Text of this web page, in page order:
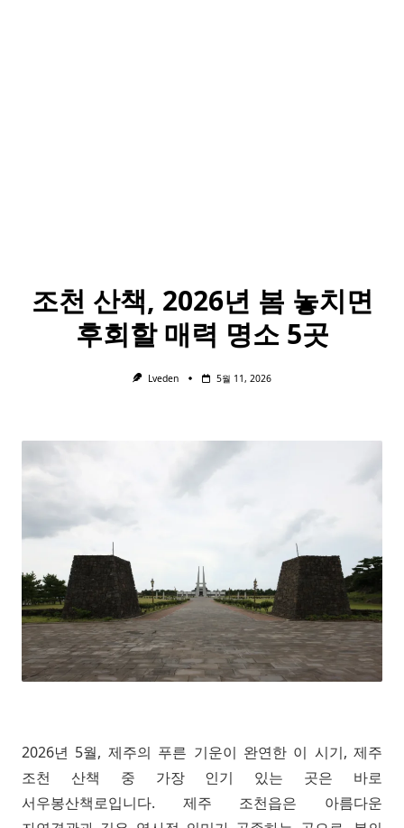
조천 산책, 2026년 봄 놓치면
후회할 매력 명소 5곳
Lveden 5월 11, 2026
2026년 5월, 제주의 푸른 기운이 완연한 이 시기, 제주
조천 산책 중 가장 인기 있는 곳은 바로
서우봉산책로입니다. 제주 조천읍은 아름다운